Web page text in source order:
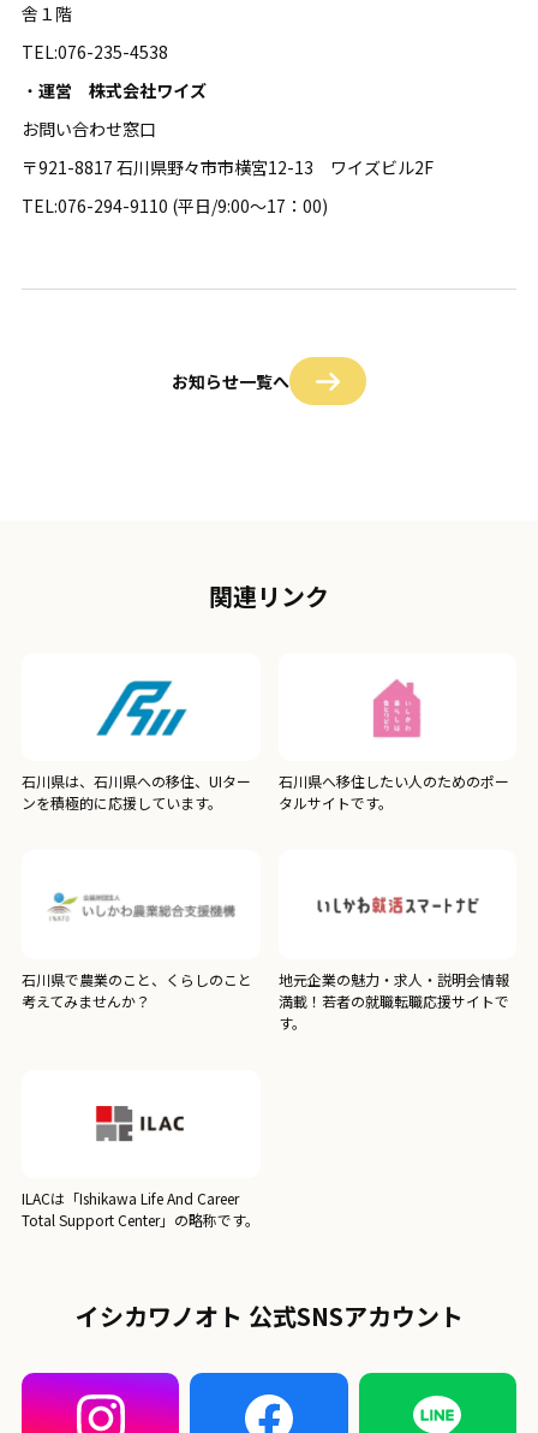
舎１階
TEL:076-235-4538
・ 運営 株式会社ワイズ
お問い合わせ窓口
〒921-8817 石川県野々市市横宮12-13 ワイズビル2F
TEL:076-294-9110 (平日/9:00～17：00)
お知らせ一覧へ
関連リンク
石川県は、石川県への移住、UIター
ンを積極的に応援しています。
石川県へ移住したい人のためのポー
タルサイトです。
石川県で農業のこと、くらしのこと
考えてみませんか？
地元企業の魅力・求人・説明会情報
満載！若者の就職転職応援サイトで
す。
ILACは「Ishikawa Life And Career
Total Support Center」の略称です。
イシカワノオト 公式SNSアカウント